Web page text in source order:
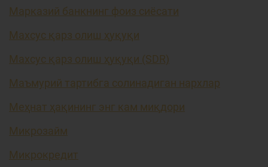
Марказий банкнинг фоиз сиёсати
Махсус қарз олиш ҳуқуқи
Махсус қарз олиш ҳуқуқи (SDR)
Маъмурий тартибга солинадиган нархлар
Меҳнат ҳақининг энг кам миқдори
Микрозайм
Микрокредит